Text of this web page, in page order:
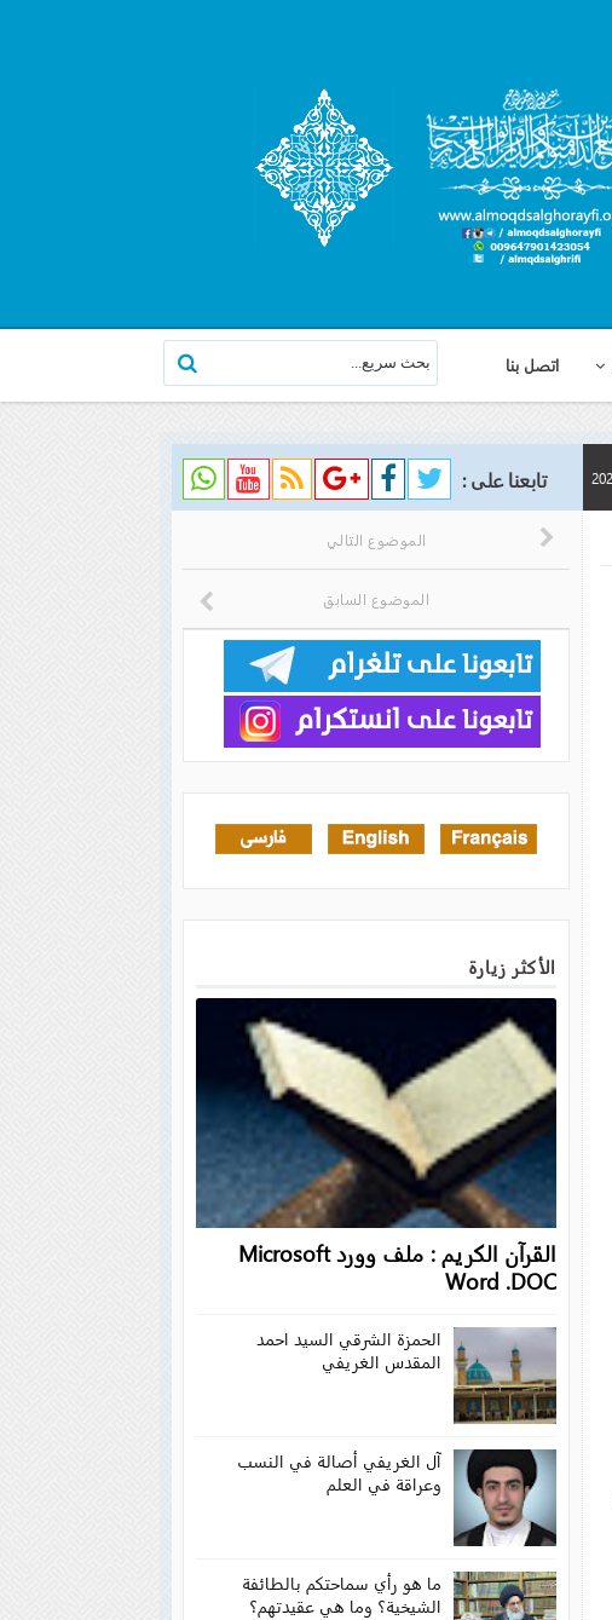
اتصل بنا
تابعنا على :
الموضوع التالي
الموضوع السابق
الأكثر زيارة
القرآن الكريم : ملف وورد Microsoft
Word .DOC
الحمزة الشرقي السيد احمد
المقدس الغريفي
آل الغريفي أصالة في النسب
وعراقة في العلم
ما هو رأي سماحتكم بالطائفة
الشيخية؟ وما هي عقيدتهم؟